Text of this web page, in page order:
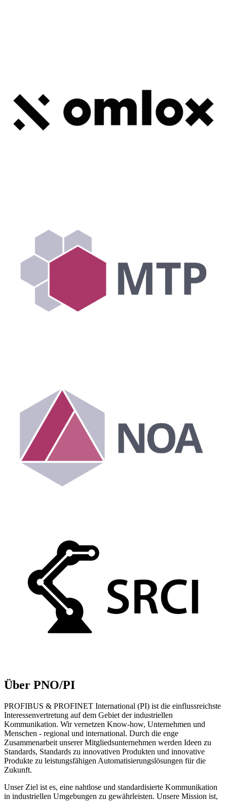
Über PNO/PI
PROFIBUS & PROFINET International (PI) ist die einflussreichste
Interessenvertretung auf dem Gebiet der industriellen
Kommunikation. Wir vernetzen Know-how, Unternehmen und
Menschen - regional und international. Durch die enge
Zusammenarbeit unserer Mitgliedsunternehmen werden Ideen zu
Standards, Standards zu innovativen Produkten und innovative
Produkte zu leistungsfähigen Automatisierungslösungen für die
Zukunft.
Unser Ziel ist es, eine nahtlose und standardisierte Kommunikation
in industriellen Umgebungen zu gewährleisten. Unsere Mission ist,